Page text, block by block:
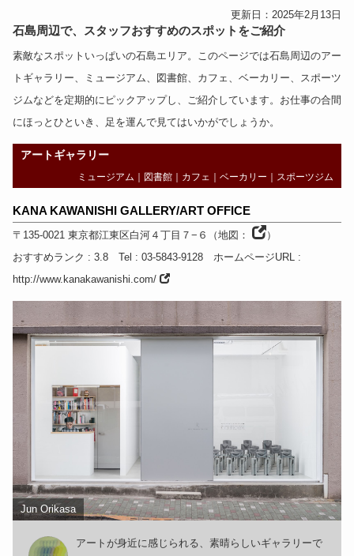
更新日：2025年2月13日
石島周辺で、スタッフおすすめのスポットをご紹介
素敵なスポットいっぱいの石島エリア。このページでは石島周辺のアー
トギャラリー、 ミュージアム、 図書館、 カフェ 、 ベーカリー、 スポーツ
ジムなどを定期的にピックアップし、ご紹介しています。お仕事の合間
にほっとひといき、足を運んで見てはいかがでしょうか。
アートギャラリー
ミュージアム 図書館 カフェ ｜ベーカリー スポーツジム
KANA KAWANISHI GALLERY/ART OFFICE
〒135-0021 東京都江東区白河４丁目７−６ （地図：
）
おすすめランク : 3.8 Tel : 03-5843-9128 ホームページURL:
http://www.kanakawanishi.com/
Jun Orikasa
アートが身近に感じられる、素晴らしいギャラリーで